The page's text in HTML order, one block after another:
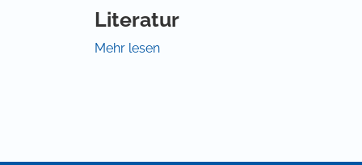
Literatur
Lisa Mense, Ulla Henrix, Sophie König,
Mehr lesen